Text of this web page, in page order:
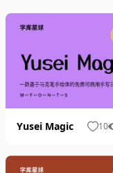
Yusei Magic 10